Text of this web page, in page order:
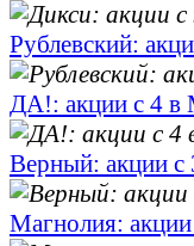
Рублевский:
ДА!: акции с 4 в
Верный: акции с
Магнолия: